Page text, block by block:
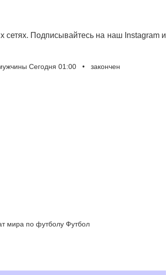
Подписывайтесь на наш Instagram и
Сегодня 01:00 • закончен
мира по футболу Футбол